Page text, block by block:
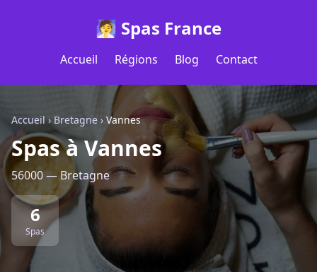
🧖 Spas France
Accueil Régions Blog Contact
Accueil› Bretagne › Vannes
Spas à Vannes
56000 — Bretagne
6
Spas